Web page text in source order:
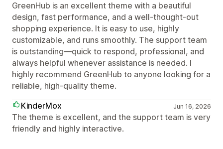
GreenHub is an excellent theme with a beautiful
design, fast performance, and a well-thought-out
shopping experience. It is easy to use, highly
customizable, and runs smoothly. The support team
is outstanding—quick to respond, professional, and
always helpful whenever assistance is needed. I
highly recommend GreenHub to anyone looking for a
reliable, high-quality theme.
KinderMox
Jun 16, 2026
The theme is excellent, and the support team is very
friendly and highly interactive.